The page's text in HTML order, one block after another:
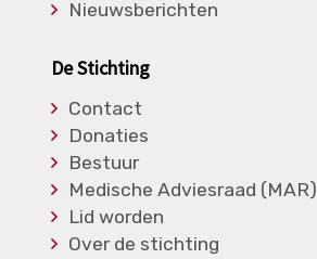
Nieuwsberichten
De Stichting
Contact
Donaties
Bestuur
Medische Adviesraad (MAR)
Lid worden
Over de stichting